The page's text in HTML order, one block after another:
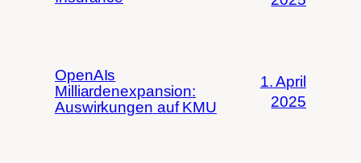
OpenAIs
Milliardenexpansion:
Auswirkungen auf KMU
1. April
2025